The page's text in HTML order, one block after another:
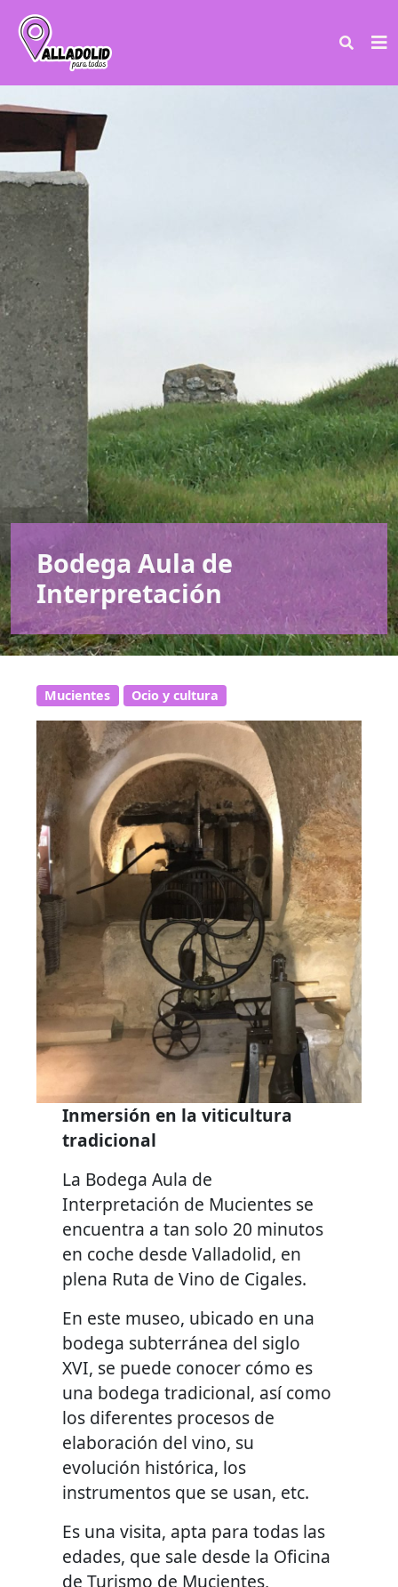
Bodega Aula de
Interpretación
Mucientes Ocio y cultura
Inmersión en la viticultura
tradicional
La Bodega Aula de
Interpretación de Mucientes se
encuentra a tan solo 20 minutos
en coche desde Valladolid, en
plena Ruta de Vino de Cigales.
En este museo, ubicado en una
bodega subterránea del siglo
XVI, se puede conocer cómo es
una bodega tradicional, así como
los diferentes procesos de
elaboración del vino, su
evolución histórica, los
instrumentos que se usan, etc.
Es una visita, apta para todas las
edades, que sale desde la Oficina
de Turismo de Mucientes,